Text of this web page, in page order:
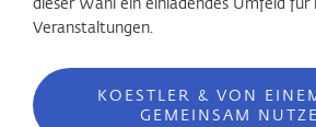
Veranstaltungen.
KOESTLER & VON
GEMEINSAM